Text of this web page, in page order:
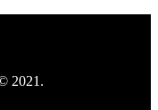
2021.